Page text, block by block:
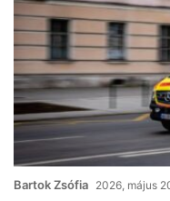
Bartok Zsófia 2026, május